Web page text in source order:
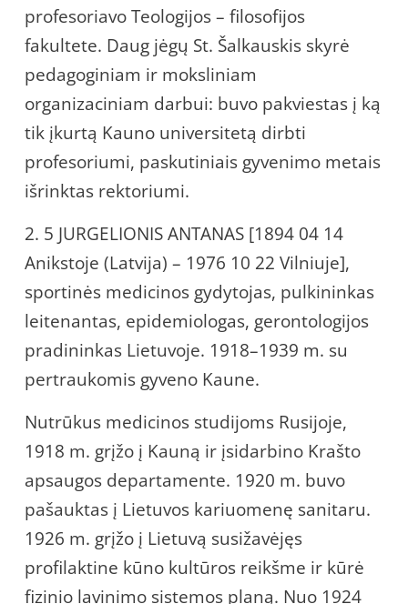
profesoriavo Teologijos – filosofijos
fakultete. Daug jėgų St. Šalkauskis skyrė
pedagoginiam ir moksliniam
organizaciniam darbui: buvo pakviestas į ką
tik įkurtą Kauno universitetą dirbti
profesoriumi, paskutiniais gyvenimo metais
išrinktas rektoriumi.
2. 5 JURGELIONIS ANTANAS [1894 04 14
Anikstoje (Latvija) – 1976 10 22 Vilniuje],
sportinės medicinos gydytojas, pulkininkas
leitenantas, epidemiologas, gerontologijos
pradininkas Lietuvoje. 1918–1939 m. su
pertraukomis gyveno Kaune.
Nutrūkus medicinos studijoms Rusijoje,
1918 m. grįžo į Kauną ir įsidarbino Krašto
apsaugos departamente. 1920 m. buvo
pašauktas į Lietuvos kariuomenę sanitaru.
1926 m. grįžo į Lietuvą susižavėjęs
profilaktine kūno kultūros reikšme ir kūrė
fizinio lavinimo sistemos planą. Nuo 1924